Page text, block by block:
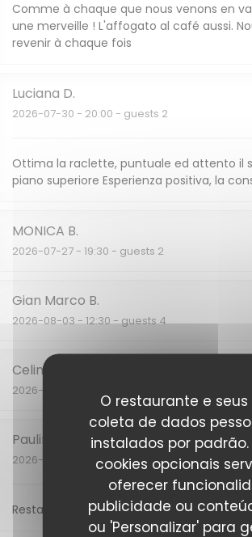
O restaurante e
coleta de dados
instalados por
cookies opcionais
oferecer
publicidade ou
ou 'Personalizar' para
Comme à chaque que nous venons en
une merveille ! L'affogato al café aussi.
revenir à chaque fois
Luciana D
2026-07-30 - 20:00 - guests 2
Ottima la raclette, puntuale ed attento il
piano superiore Esperienza positiva, la
MONICA B
2026-07-27 - 19:30 - guests 2
Gian Marco B
2026-08-03- 12:30 - guests 4
Celine
2026-07-27
Pauline
2026-07-17 - 20:15 - guests 2
Restaurant incontournable pour les